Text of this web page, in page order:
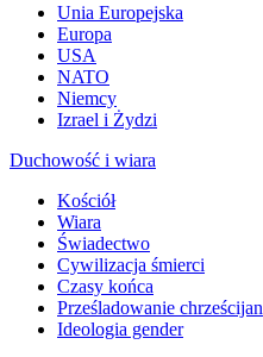
Unia Europejska
Europa
USA
NATO
Niemcy
Izrael i Żydzi
Duchowość i wiara
Kościół
Wiara
Świadectwo
Cywilizacja śmierci
Czasy końca
Prześladowanie chrześcijan
Ideologia gender